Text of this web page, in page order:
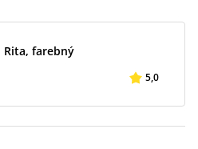
Rita, farebný
5,0